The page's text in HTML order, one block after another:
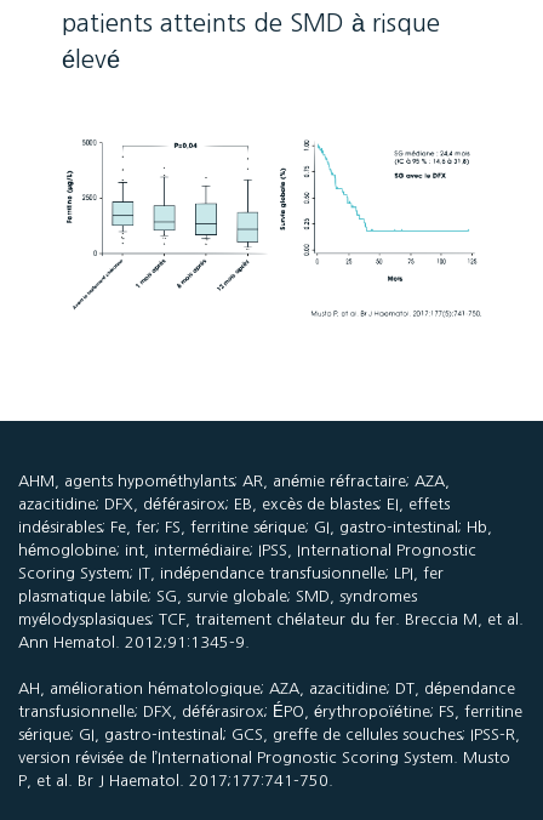
patients atteints de SMD à risque
élevé
AHM, agents hypométhylants; AR, anémie réfractaire; AZA,
azacitidine; DFX, déférasirox; EB, excès de blastes; EI, effets
indésirables; Fe, fer; FS, ferritine sérique; GI, gastro-intestinal; Hb,
hémoglobine; int, intermédiaire; IPSS, International Prognostic
Scoring System; IT, indépendance transfusionnelle; LPI, fer
plasmatique labile; SG, survie globale; SMD, syndromes
myélodysplasiques; TCF, traitement chélateur du fer. Breccia M, et al.
Ann Hematol. 2012;91:1345-9.
AH, amélioration hématologique; AZA, azacitidine; DT, dépendance
transfusionnelle; DFX, déférasirox; ÉPO, érythropoïétine; FS, ferritine
sérique; GI, gastro-intestinal; GCS, greffe de cellules souches; IPSS-R,
version révisée de l’International Prognostic Scoring System. Musto
P, et al. Br J Haematol. 2017;177:741-750.